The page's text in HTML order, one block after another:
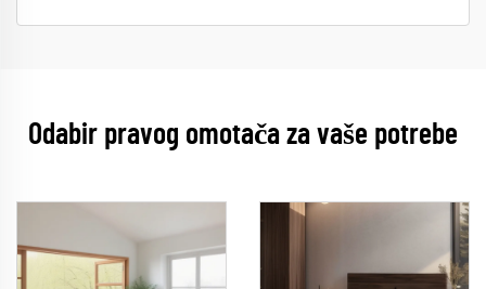
Odabir pravog omotača za vaše potrebe